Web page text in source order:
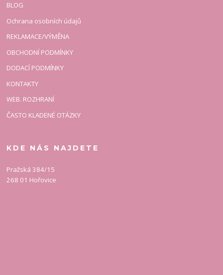
BLOG
Ochrana osobních údajů
REKLAMACE/VÝMĚNA
OBCHODNÍ PODMÍNKY
DODACÍ PODMÍNKY
KONTAKTY
WEB. ROZHRANÍ
ČASTO KLADENÉ OTÁZKY
KDE NÁS NAJDETE
Pražská 384/15
268 01 Hořovice